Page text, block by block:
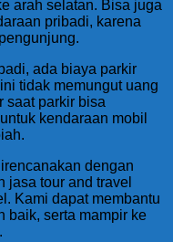
arah selatan. Bisa juga
pribadi, karena
ada biaya parkir
tidak memungut uang
saat parkir bisa
kendaraan mobil
dengan
jasa tour and travel
Kami dapat membantu
baik, serta mampir ke